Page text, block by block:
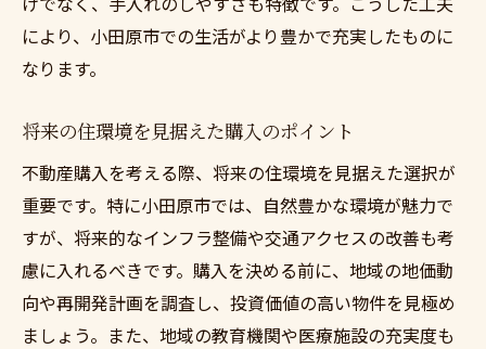
により、小田原市での生活がより豊かで充実したものに
なります。
将来の住環境を見据えた購入のポイント
不動産購入を考える際、将来の住環境を見据えた選択が
重要です。特に小田原市では、自然豊かな環境が魅力で
すが、将来的なインフラ整備や交通アクセスの改善も考
慮に入れるべきです。購入を決める前に、地域の地価動
向や再開発計画を調査し、投資価値の高い物件を見極め
ましょう。また、地域の教育機関や医療施設の充実度も